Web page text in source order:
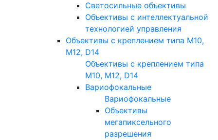
Светосильные объективы
Объективы с интеллектуальной
технологией управления
Объективы с креплением типа M10,
M12, D14
Объективы с креплением типа
M10, M12, D14
Вариофокальные
Вариофокальные
Объективы
мегапиксельного
разрешения